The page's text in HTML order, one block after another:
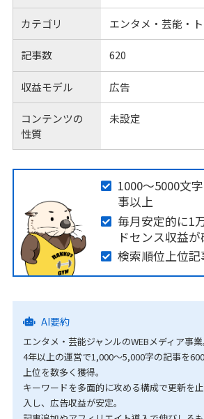
カテゴリ エンタメ・芸能・
記事数 620
収益モデル 広告
コンテンツの
性質
未設定
1000～5000文
事以上
毎月安定的に1
ドセンス収益
検索順位上位記
AI要約
エンタメ・芸能ジャンルのWEBメディア事業
4年以上の運営で1,000～5,000字の記事を
上位を数多く獲得。
キーワードを多面的に攻める構成で更新を
入し、広告収益が安定。